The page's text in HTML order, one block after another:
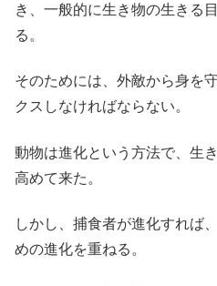
き、一般的に生き物の生きる
る。
そのためには、外敵から身を
クスしなければならない。
動物は進化という方法で、生
高めて来た。
しかし、捕食者が進化すれば
めの進化を重ねる。